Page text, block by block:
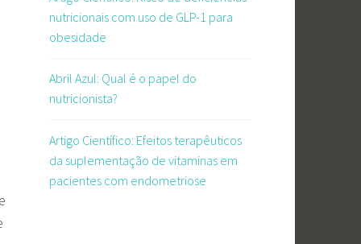
nutricionais com uso de GLP-1 para
obesidade
Abril Azul: Qual é o papel do
nutricionista?
Artigo Científico: Efeitos terapêuticos
da suplementação de vitaminas em
pacientes com endometriose